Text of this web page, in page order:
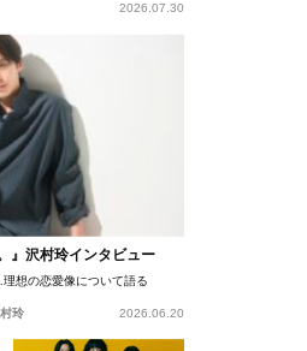
2026.07.30
』沢村玲インタビュー
想の恋愛像について語る
玲 2026.06.20